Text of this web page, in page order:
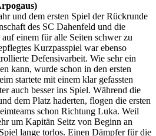
und dem ersten Spiel der Rückrunde
des SC Dahenfeld und die
einem für alle Seiten schwer zu
Kurzpasspiel war ebenso
Defensivarbeit. Wie sehr ein
kann, wurde schon in den ersten
startete mit einem klar gefassten
auch besser ins Spiel. Während die
dem Platz haderten, flogen die ersten
schon Richtung Luka. Weil
um Kapitän Seitz von Beginn an
lange torlos. Einen Dämpfer für die